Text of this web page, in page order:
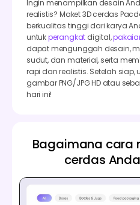
Ingin menampilkan desain
realistis? Maket 3D cerdas
berkualitas tinggi dari karya
untukperangkat digital,
dapat mengunggah desain,
sudut, dan material, serta
rapi dan realistis. Setelah
gambar PNG/JPG HD atau
hari ini!
Bagaimana cara
cerdas